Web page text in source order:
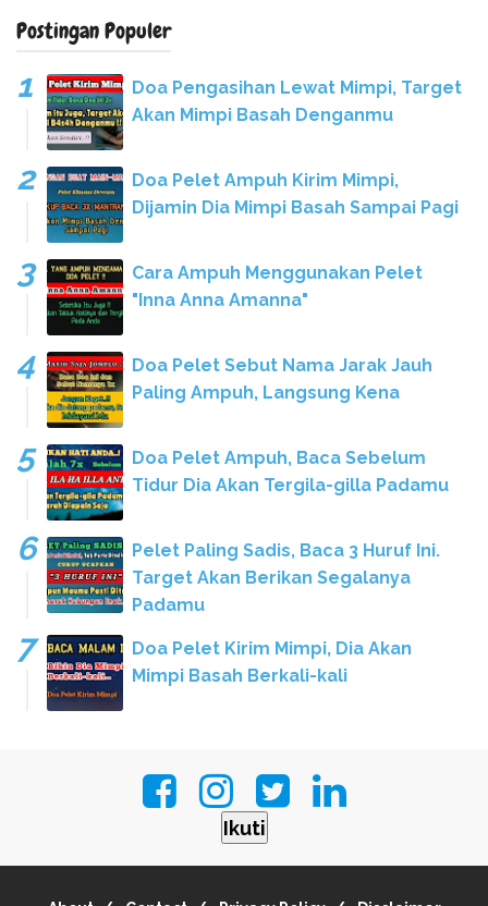
Postingan Populer
Doa Pengasihan Lewat Mimpi, Target
Akan Mimpi Basah Denganmu
Doa Pelet Ampuh Kirim Mimpi,
Dijamin Dia Mimpi Basah Sampai Pagi
Cara Ampuh Menggunakan Pelet
"Inna Anna Amanna"
Doa Pelet Sebut Nama Jarak Jauh
Paling Ampuh, Langsung Kena
Doa Pelet Ampuh, Baca Sebelum
Tidur Dia Akan Tergila-gilla Padamu
Pelet Paling Sadis, Baca 3 Huruf Ini.
Target Akan Berikan Segalanya
Padamu
Doa Pelet Kirim Mimpi, Dia Akan
Mimpi Basah Berkali-kali
Ikuti